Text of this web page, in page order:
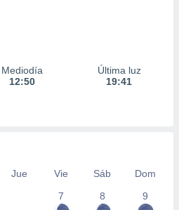
Mediodía
12:50
Última luz
19:41
Jue Vie Sáb
Dom
7
8 9